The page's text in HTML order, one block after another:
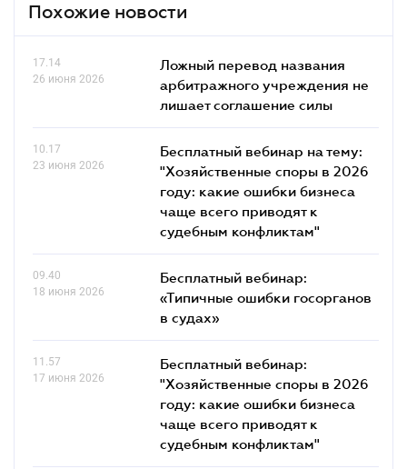
Похожие новости
17.14
26 июня 2026
Ложный перевод названия
арбитражного учреждения не
лишает соглашение силы
10.17
23 июня 2026
Бесплатный вебинар на тему:
"Хозяйственные споры в 2026
году: какие ошибки бизнеса
чаще всего приводят к
судебным конфликтам"
09.40
18 июня 2026
Бесплатный вебинар:
«Типичные ошибки госорганов
в судах»
11.57
17 июня 2026
Бесплатный вебинар:
"Хозяйственные споры в 2026
году: какие ошибки бизнеса
чаще всего приводят к
судебным конфликтам"